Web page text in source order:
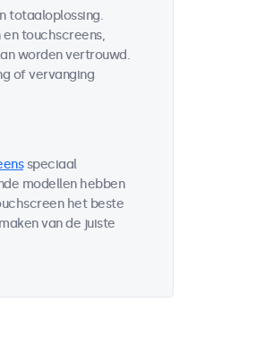
totaaloplossing.
touchscreens,
worden vertrouwd.
of vervanging
speciaal
modellen hebben
het beste
van de juiste